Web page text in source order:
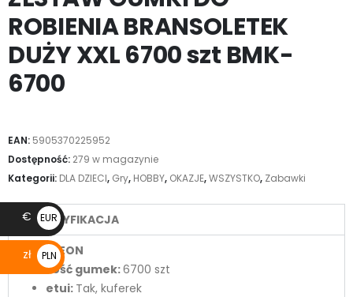
ROBIENIA BRANSOLETEK
DUŻY XXL 6700 szt BMK-
6700
EAN: 5905370225952
Dostępność: 279 w magazynie
Kategorii: DLA DZIECI, Gry, HOBBY, OKAZJE,WSZYSTKO, Zabawki
SPECYFIKACJA
CAMELEON
ilość gumek:6700 szt
etui: Tak, kuferek
€
EUR
€
zł
PLN
zł